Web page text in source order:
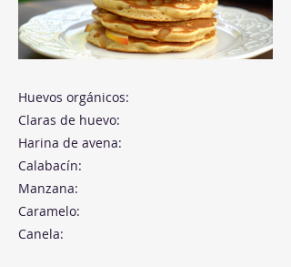
Huevos orgánicos:
Claras de huevo:
Harina de avena:
Calabacín:
Manzana:
Caramelo:
Canela: